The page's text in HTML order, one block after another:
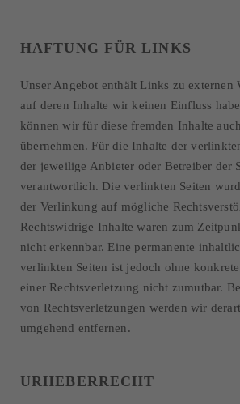
HAFTUNG FÜR LINKS
Unser Angebot enthält Links zu externen
auf deren Inhalte wir keinen Einfluss
können wir für diese fremden Inhalte
übernehmen. Für die Inhalte der
der jeweilige Anbieter oder Betreiber der
verantwortlich. Die verlinkten Seiten
der Verlinkung auf mögliche
Rechtswidrige Inhalte waren zum
nicht erkennbar. Eine permanente
verlinkten Seiten ist jedoch ohne
einer Rechtsverletzung nicht zumutbar.
von Rechtsverletzungen werden wir
umgehend entfernen.
URHEBERRECHT